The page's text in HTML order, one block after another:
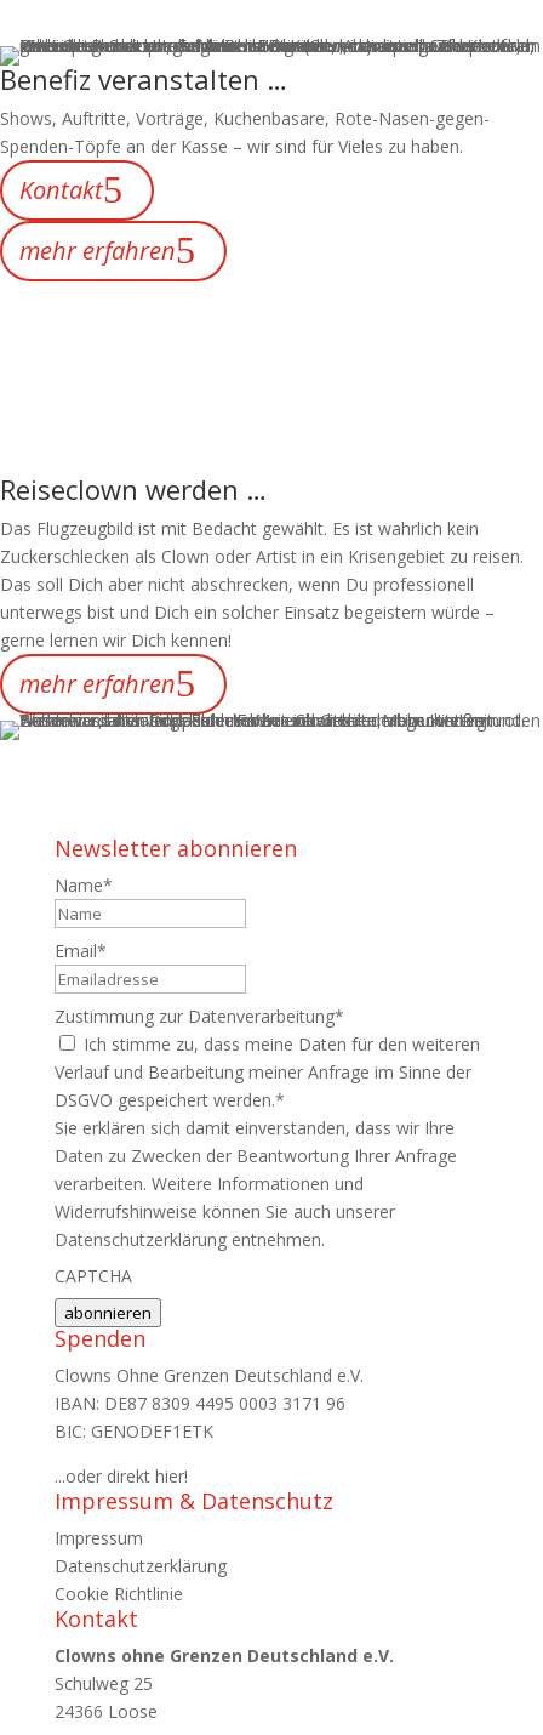
Benefiz veranstalten …
Shows, Auftritte, Vorträge, Kuchenbasare, Rote-Nasen-gegen-
Spenden-Töpfe an der Kasse – wir sind für Vieles zu haben.
Kontakt
mehr erfahren
Reiseclown werden …
Das Flugzeugbild ist mit Bedacht gewählt. Es ist wahrlich kein
Zuckerschlecken als Clown oder Artist in ein Krisengebiet zu reisen.
Das soll Dich aber nicht abschrecken, wenn Du professionell
unterwegs bist und Dich ein solcher Einsatz begeistern würde –
gerne lernen wir Dich kennen!
mehr erfahren
Newsletter abonnieren
Name*
Email*
Zustimmung zur Datenverarbeitung*
Ich stimme zu, dass meine Daten für den weiteren
Verlauf und Bearbeitung meiner Anfrage im Sinne der
DSGVO gespeichert werden.*
Sie erklären sich damit einverstanden, dass wir Ihre
Daten zu Zwecken der Beantwortung Ihrer Anfrage
verarbeiten. Weitere Informationen und
Widerrufshinweise können Sie auch unserer
Datenschutzerklärung entnehmen.
CAPTCHA
abonnieren
Spenden
Clowns Ohne Grenzen Deutschland e.V.
IBAN: DE87 8309 4495 0003 3171 96
BIC: GENODEF1ETK
...oder direkt hier!
Impressum & Datenschutz
Impressum
Datenschutzerklärung
Cookie Richtlinie
Kontakt
Clowns ohne Grenzen Deutschland e.V.
Schulweg 25
24366 Loose